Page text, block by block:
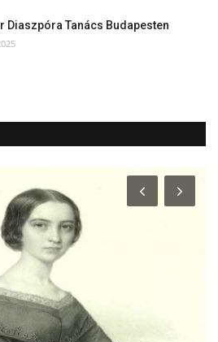
Diaszpóra Tanács Budapesten